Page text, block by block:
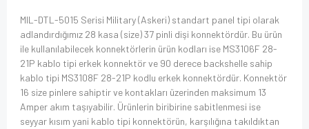
MIL-DTL-5015 Serisi Military (Askeri) standart panel tipi olarak
adlandırdığımız 28 kasa (size) 37 pinli dişi konnektördür. Bu ürün
ile kullanılabilecek konnektörlerin ürün kodları ise MS3106F 28-
21P kablo tipi erkek konnektör ve 90 derece backshelle sahip
kablo tipi MS3108F 28-21P kodlu erkek konnektördür. Konnektör
16 size pinlere sahiptir ve kontakları üzerinden maksimum 13
Amper akım taşıyabilir. Ürünlerin biribirine sabitlenmesi ise
seyyar kısım yani kablo tipi konnektörün, karşılığına takıldıktan